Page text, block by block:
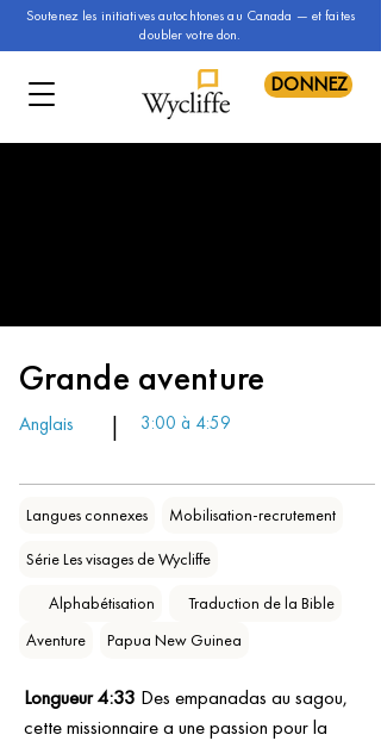
Soutenez les initiatives autochtones au Canada — et faites
doubler votre don.
DONNEZ
Grande aventure
Anglais | 3:00 à 4:59
Langues connexes Mobilisation-recrutement
Série Les visages de Wycliffe
‎ ‎ ‎ ⠀Alphabétisation
⠀Traduction de la Bible
Aventure
Papua New Guinea
Longueur 4:33 Des empanadas au sagou,
cette missionnaire a une passion pour la